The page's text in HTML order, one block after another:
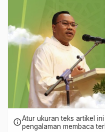
infoAtur ukuran teks artikel
pengalaman membaca